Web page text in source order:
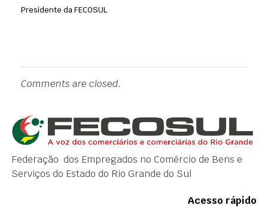
Presidente da FECOSUL
Comments are closed.
Federação dos Empregados no Comércio de Bens e
Serviços do Estado do Rio Grande do Sul
Acesso rápido